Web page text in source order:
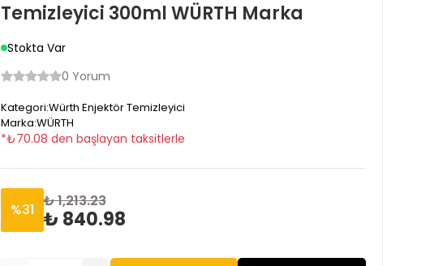
Temizleyici 300ml WÜRTH Marka
Stokta Var
0 Yorum
Kategori:Würth Enjektör Temizleyici
Marka:WÜRTH
*₺70.08 den başlayan taksitlerle
%31 ₺ 1,213.23
₺ 840.98